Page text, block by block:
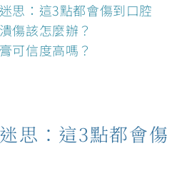
思：這3點都會傷到口腔
傷該怎麼辦？
可信度高嗎？
思：這3點都會傷